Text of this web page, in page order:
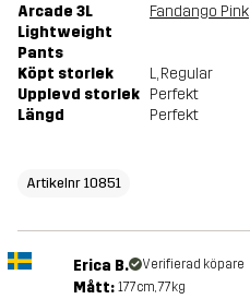
Arcade 3L
Lightweight
Pants
Fandango Pink
Köpt storlek L, Regular
Upplevd storlek Perfekt
Längd
Perfekt
Artikelnr 10851
Erica B. Verifierad köpare
Mått: 177cm, 77kg